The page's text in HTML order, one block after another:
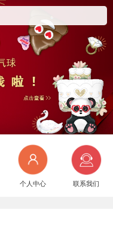
个人中心 联系我们